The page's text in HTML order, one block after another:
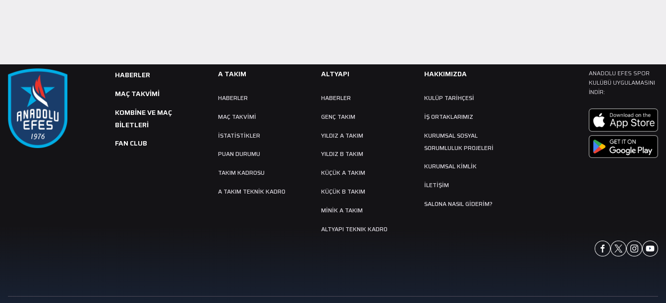
HABERLER
MAÇ TAKVIMI
KOMBİNE VE MAÇ
BİLETLERİ
FAN CLUB
A TAKIM
HABERLER
MAÇ TAKVIMI
İSTATİSTİKLER
PUAN DURUMU
TAKIM KADROSU
A TAKIM TEKNİK KADRO
ALTYAPI
HABERLER
GENÇ TAKIM
YILDIZ A TAKIM
YILDIZ B TAKIM
KÜÇÜK A TAKIM
KÜÇÜK B TAKIM
MINIK A TAKIM
ALTYAPI TEKNIK KADRO
HAKKIMIZDA
KULÜP TARIHÇESI
İŞ ORTAKLARIMIZ
KURUMSAL SOSYAL
SORUMLULUK PROJELERİ
KURUMSAL KİMLİK
İLETİŞİM
SALONA NASIL GIDERIM?
ANADOLU EFES SPOR
KULÜBÜ UYGULAMASINI
İNDIR: